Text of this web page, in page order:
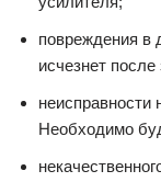
повреждения в
исчезнет
неисправности
Необходимо